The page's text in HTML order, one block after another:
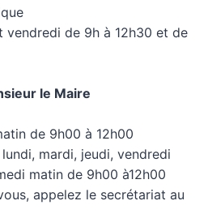
vendredi de 9h à 12h30 et de
le Maire
de 9h00 à 12h00
mardi, jeudi, vendredi
matin de 9h00 à12h00
appelez le secrétariat au